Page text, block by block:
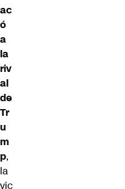
ac
ó
a
la
riv
al
de
Tr
u
m
p,
la
vic